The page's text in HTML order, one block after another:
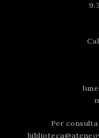
Per